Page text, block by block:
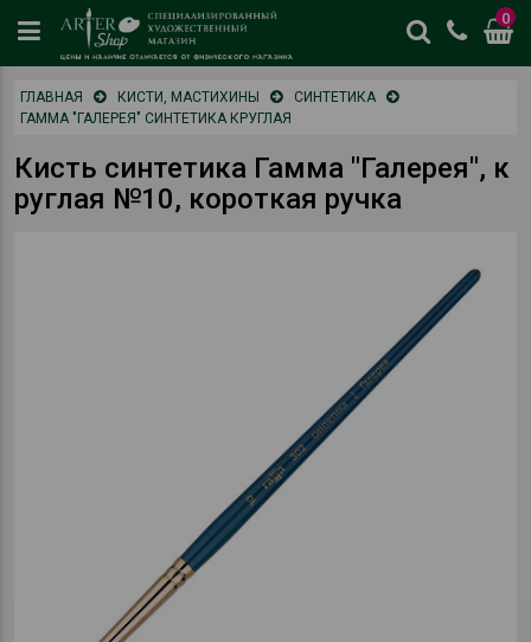
0
цены
отличается
от
ГЛАВНАЯ КИСТИ, МАСТИХИНЫ
СИНТЕТИКА
ГАММА "ГАЛЕРЕЯ" СИНТЕТИКА КРУГЛАЯ
Кисть синтетика Гамма "Галерея", к
руглая №10, короткая ручка